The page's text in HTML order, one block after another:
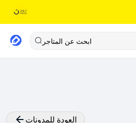
ابحث عن المتاجر
العودة للمدونات